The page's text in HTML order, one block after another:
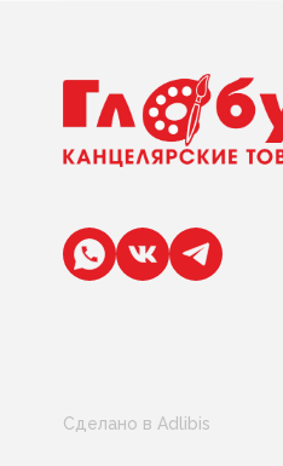
Сделано в Adlibis